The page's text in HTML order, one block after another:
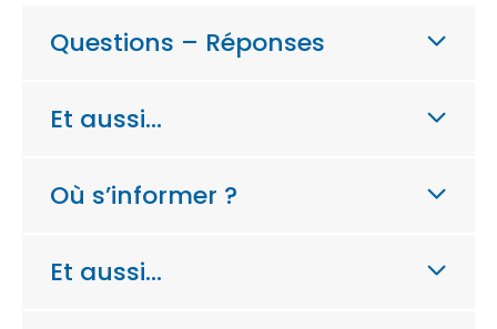
Questions – Réponses
Et aussi…
Où s’informer ?
Et aussi…